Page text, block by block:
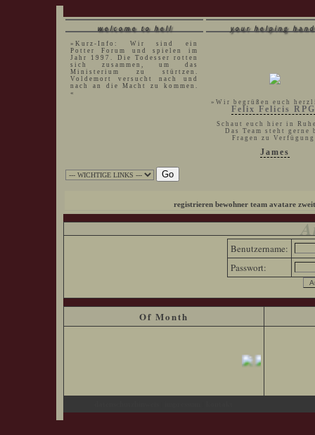
welcome to hell your helping
»Kurz-Info: Wir sind ein
Potter Forum und spielen im
Jahr 1997. Die Todesser rotten
sich zusammen, um das
Ministerium zu stürtzen.
Voldemort versucht nach und
nach an die Macht zu kommen.
«
»Wir begrüßen euch
Felix Felicis RPG
Schaut euch hier in
Das Team steht gerne
Fragen zu
James
registrieren bewohner team avatare
Benutzername:
Passwort:
Of Month